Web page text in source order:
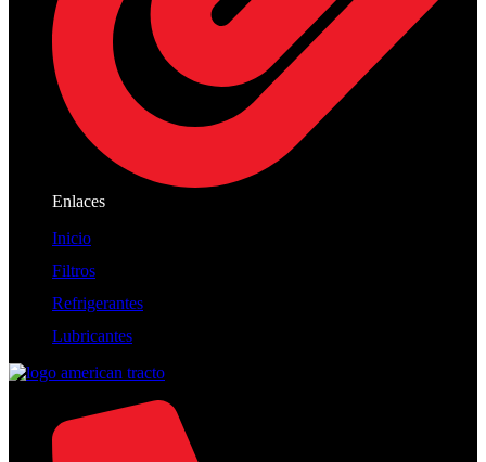
Enlaces
Inicio
Filtros
Refrigerantes
Lubricantes